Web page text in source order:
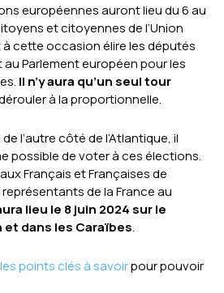
européennes auront lieu du 6 au
et citoyennes de l’Union
cette occasion élire les députés
Parlement européen pour les
Il n’y aura qu’un seul tour
à la proportionnelle.
l’autre côté de l’Atlantique, il
possible de voter à ces élections.
Français et Françaises de
représentants de la France au
lieu le 8 juin 2024 sur le
dans les Caraïbes.
les points clés à savoirpour pouvoir